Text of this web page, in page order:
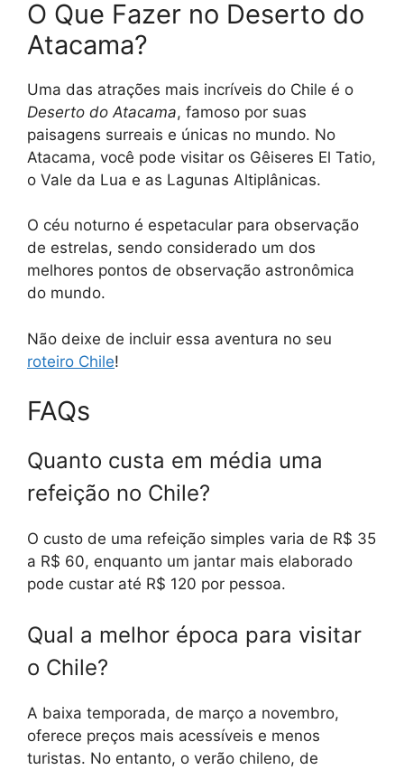
O Que Fazer no Deserto do
Atacama?
Uma das atrações mais incríveis do Chile é o
Deserto do Atacama, famoso por suas
paisagens surreais e únicas no mundo. No
Atacama, você pode visitar os Gêiseres El Tatio,
o Vale da Lua e as Lagunas Altiplânicas.
O céu noturno é espetacular para observação
de estrelas, sendo considerado um dos
melhores pontos de observação astronômica
do mundo.
Não deixe de incluir essa aventura no seu
roteiro Chile!
FAQs
Quanto custa em média uma
refeição no Chile?
O custo de uma refeição simples varia de R$ 35
a R$ 60, enquanto um jantar mais elaborado
pode custar até R$ 120 por pessoa.
Qual a melhor época para visitar
o Chile?
A baixa temporada, de março a novembro,
oferece preços mais acessíveis e menos
turistas. No entanto, o verão chileno, de